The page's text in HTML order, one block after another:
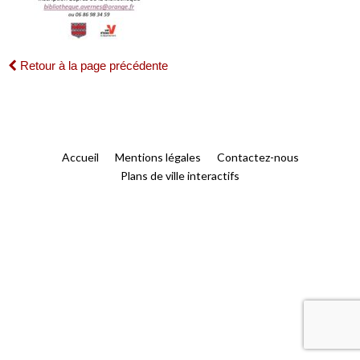
Retour à la page précédente
Accueil Mentions légales
Contactez-nous
Plans de ville interactifs